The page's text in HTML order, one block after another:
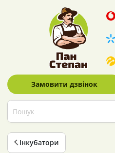
Замовити дзвінок
Інкубатори